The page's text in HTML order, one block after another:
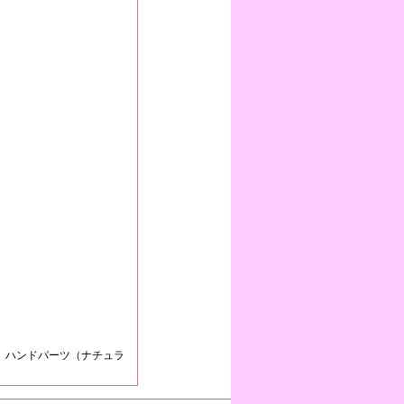
ンドパーツ（ナチュラ